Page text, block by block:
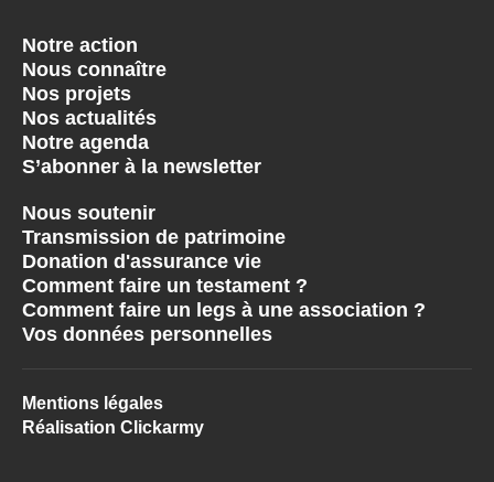
Notre action
Nous connaître
Nos projets
Nos actualités
Notre agenda
S’abonner à la newsletter
Nous soutenir
Transmission de patrimoine
Donation d'assurance vie
Comment faire un testament ?
Comment faire un legs à une association ?
Vos données personnelles
Mentions légales
Réalisation Clickarmy